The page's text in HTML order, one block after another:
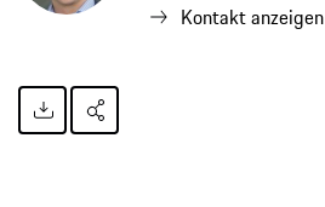
Kontakt anzeigen